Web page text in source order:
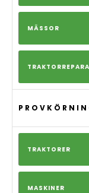
MÄSSOR
TRAKTORER
MASKINER